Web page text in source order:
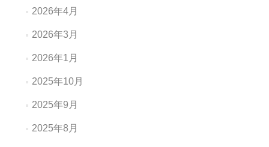
2026年4月
2026年3月
2026年1月
2025年10月
2025年9月
2025年8月